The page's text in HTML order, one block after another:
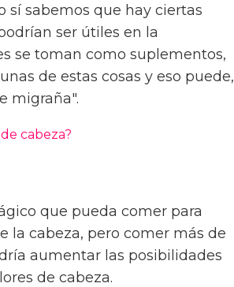
sí sabemos que hay ciertas
ser útiles en la
se toman como suplementos,
de estas cosas y eso puede,
migraña".
cabeza?
que pueda comer para
la cabeza, pero comer más de
aumentar las posibilidades
de cabeza.